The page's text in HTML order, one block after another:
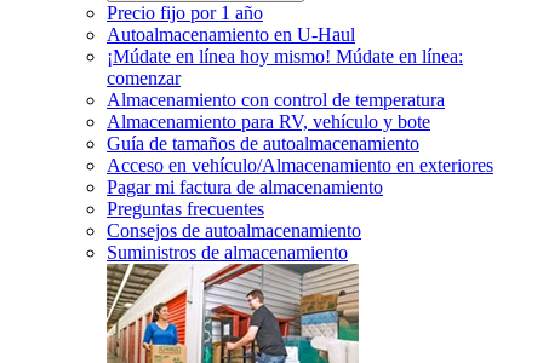
Precio fijo por 1 año
Autoalmacenamiento en U-Haul
¡Múdate en línea hoy mismo! Múdate en línea:
comenzar
Almacenamiento con control de temperatura
Almacenamiento para RV, vehículo y bote
Guía de tamaños de autoalmacenamiento
Acceso en vehículo/Almacenamiento en exteriores
Pagar mi factura de almacenamiento
Preguntas frecuentes
Consejos de autoalmacenamiento
Suministros de almacenamiento